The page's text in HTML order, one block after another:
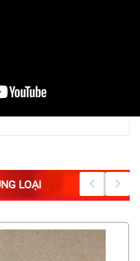
LOẠI